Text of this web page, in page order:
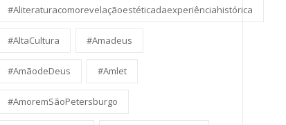
#Aliteraturacomorevelaçãoestéticadaexperiênciahistórica
#AltaCultura #Amadeus
#AmãodeDeus #Amlet
#AmoremSãoPetersburgo